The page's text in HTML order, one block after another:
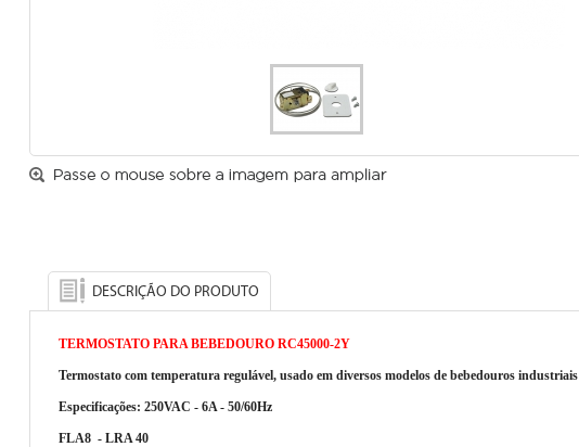
DESCRIÇÃO DO PRODUTO
TERMOSTATO PARA BEBEDOURO RC45000-2Y
Termostato com temperatura regulável, usado em diversos modelos de bebedouros industriais
Especificações: 250VAC - 6A - 50/60Hz
FLA8 - LRA 40